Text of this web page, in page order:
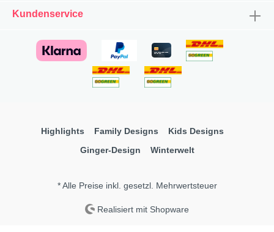
Kundenservice
Highlights Family Designs
Kids Designs
Ginger-Design
Winterwelt
* Alle Preise inkl. gesetzl. Mehrwertsteuer
Realisiert mit Shopware